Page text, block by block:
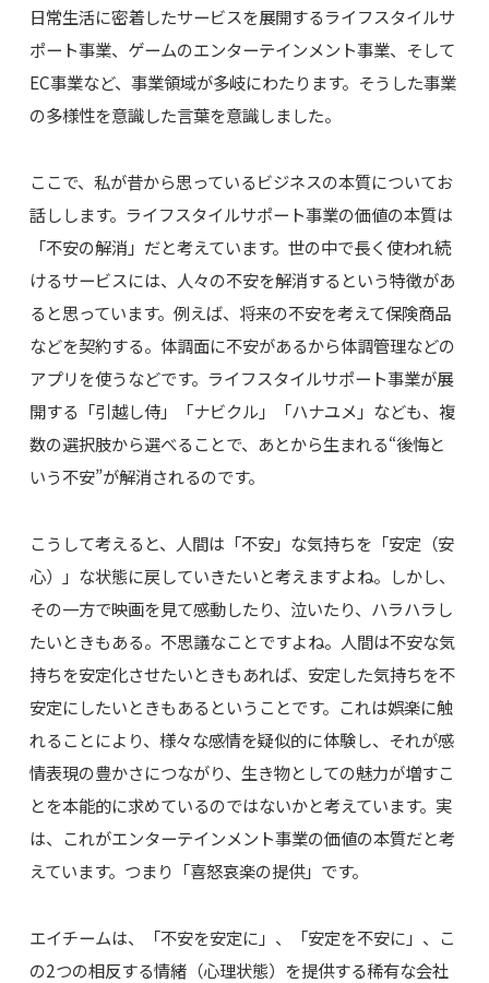
日常生活に密着したサービスを展開するライフスタイルサ
ポート事業、ゲームのエンターテインメント事業、そして
EC事業など、事業領域が多岐にわたります。そうした事業
の多様性を意識した言葉を意識しました。
ここで、私が昔から思っているビジネスの本質についてお
話しします。ライフスタイルサポート事業の価値の本質は
「不安の解消」だと考えています。世の中で長く使われ続
けるサービスには、人々の不安を解消するという特徴があ
ると思っています。例えば、将来の不安を考えて保険商品
などを契約する。体調面に不安があるから体調管理などの
アプリを使うなどです。ライフスタイルサポート事業が展
開する「引越し侍」「ナビクル」「ハナユメ」なども、複
数の選択肢から選べることで、あとから生まれる“後悔と
いう不安”が解消されるのです。
こうして考えると、人間は「不安」な気持ちを「安定（安
心）」な状態に戻していきたいと考えますよね。しかし、
その一方で映画を見て感動したり、泣いたり、ハラハラし
たいときもある。不思議なことですよね。人間は不安な気
持ちを安定化させたいときもあれば、安定した気持ちを不
安定にしたいときもあるということです。これは娯楽に触
れることにより、様々な感情を疑似的に体験し、それが感
情表現の豊かさにつながり、生き物としての魅力が増すこ
とを本能的に求めているのではないかと考えています。実
は、これがエンターテインメント事業の価値の本質だと考
えています。つまり「喜怒哀楽の提供」です。
エイチームは、「不安を安定に」、「安定を不安に」、こ
の2つの相反する情緒（心理状態）を提供する稀有な会社